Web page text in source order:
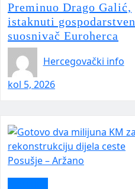
Preminuo Drago Galić,
istaknuti
suosnivač Euroherca
Hercegovački info
kol 5, 2026